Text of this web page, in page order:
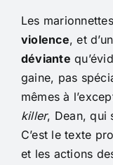
Les
violence, et
déviante
gaine, pas
mêmes à
killer, Dean, qui
C’est le texte
et les actions